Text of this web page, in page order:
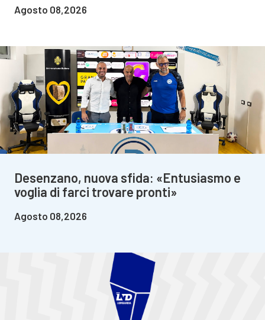
Agosto 08,2026
Desenzano, nuova sfida: «Entusiasmo e
voglia di farci trovare pronti»
Agosto 08,2026